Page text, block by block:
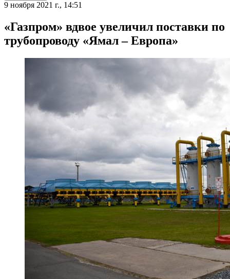
9 ноября 2021 г., 14:51
«Газпром» вдвое увеличил поставки по
трубопроводу «Ямал – Европа»